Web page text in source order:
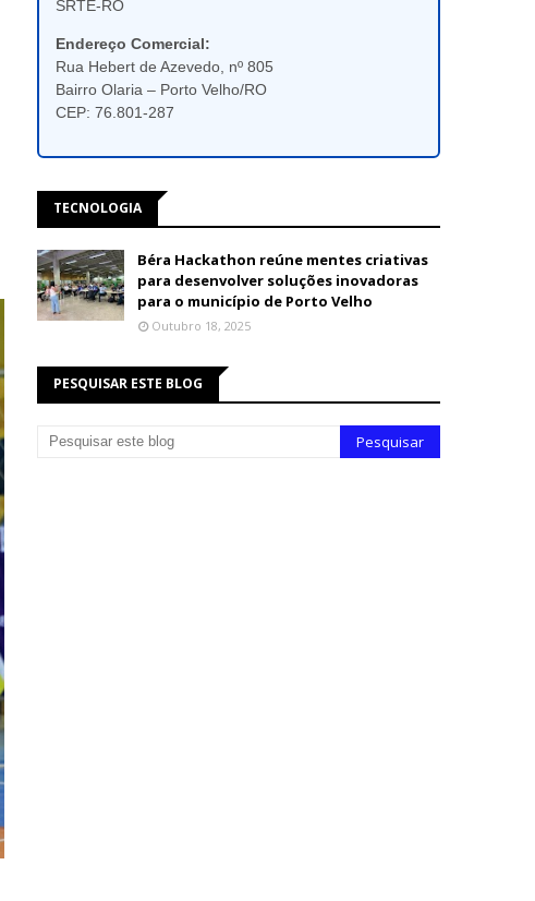
SRTE-RO
Endereço Comercial:
Rua Hebert de Azevedo, nº 805
Bairro Olaria – Porto Velho/RO
CEP: 76.801-287
TECNOLOGIA
Béra Hackathon reúne mentes criativas
para desenvolver soluções inovadoras
para o município de Porto Velho
Outubro 18, 2025
PESQUISAR ESTE BLOG